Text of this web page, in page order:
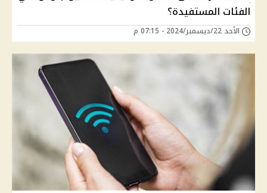
الفئات المستفيدة؟
الأحد 22/ديسمبر/2024 - 07:15 م